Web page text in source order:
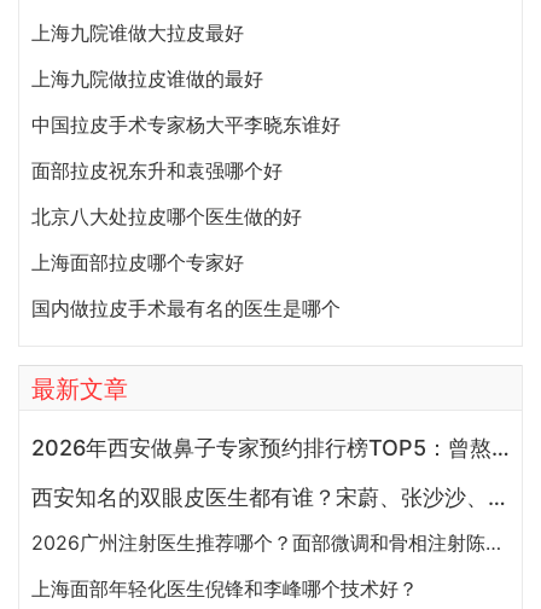
上海九院谁做大拉皮最好
上海九院做拉皮谁做的最好
中国拉皮手术专家杨大平李晓东谁好
面部拉皮祝东升和袁强哪个好
北京八大处拉皮哪个医生做的好
上海面部拉皮哪个专家好
国内做拉皮手术最有名的医生是哪个
最新文章
2026年西安做鼻子专家预约排行榜TOP5：曾熬、霍玉旺、房志强、蒋立、刘宝军哪个更好？
西安知名的双眼皮医生都有谁？宋蔚、张沙沙、韩钰博、王璇、张文军谁做双眼皮更好？
2026广州注射医生推荐哪个？面部微调和骨相注射陈超越、赵江辉、张少伟、曾东、玄峰、邓咏谁好？
上海面部年轻化医生倪锋和李峰哪个技术好？